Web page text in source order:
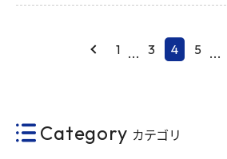
Prev 1 ... 3 4 5 ...
Category カテゴリ